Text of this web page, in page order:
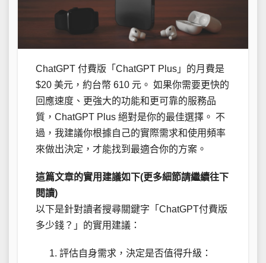
ChatGPT 付費版「ChatGPT Plus」的月費是
$20 美元，約台幣 610 元。 如果你需要更快的
回應速度、更強大的功能和更可靠的服務品
質，ChatGPT Plus 絕對是你的最佳選擇。 不
過，我建議你根據自己的實際需求和使用頻率
來做出決定，才能找到最適合你的方案。
這篇文章的實用建議如下(更多細節請繼續往下
閱讀)
以下是針對讀者搜尋關鍵字「ChatGPT付費版
多少錢？」的實用建議：
評估自身需求，決定是否值得升級：